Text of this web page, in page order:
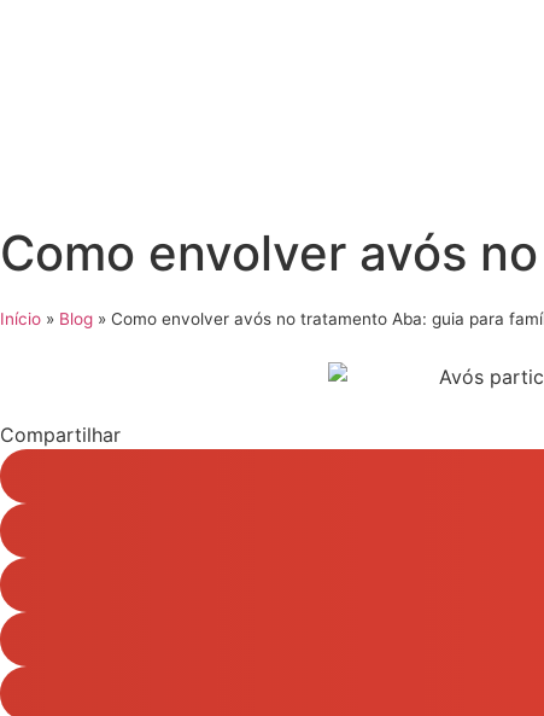
Como envolver avós
Início » Blog » Como envolver avós no tratamento Aba: guia para
Compartilhar